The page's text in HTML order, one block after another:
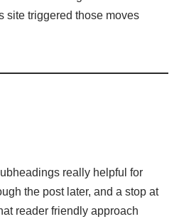
site triggered those moves
really helpful for
the post later, and a stop at
reader friendly approach